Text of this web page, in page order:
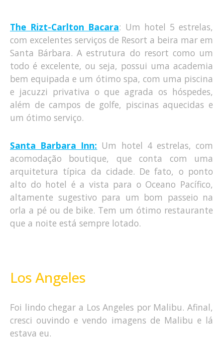
The Rizt-Carlton Bacara: Um hotel 5 estrelas,
com excelentes serviços de Resort a beira mar em
Santa Bárbara. A estrutura do resort como um
todo é excelente, ou seja, possui uma academia
bem equipada e um ótimo spa, com uma piscina
e jacuzzi privativa o que agrada os hóspedes,
além de campos de golfe, piscinas aquecidas e
um ótimo serviço.
Santa Barbara Inn: Um hotel 4 estrelas, com
acomodação boutique, que conta com uma
arquitetura típica da cidade. De fato, o ponto
alto do hotel é a vista para o Oceano Pacífico,
altamente sugestivo para um bom passeio na
orla a pé ou de bike. Tem um ótimo restaurante
que a noite está sempre lotado.
Los Angeles
Foi lindo chegar a Los Angeles por Malibu. Afinal,
cresci ouvindo e vendo imagens de Malibu e lá
estava eu.